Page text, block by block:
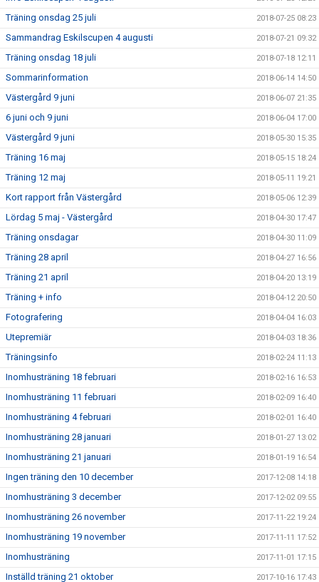
Träning onsdag 25 juli 2018-07-25 08:23
Sammandrag Eskilscupen 4 augusti 2018-07-21 09:32
Träning onsdag 18 juli 2018-07-18 12:11
Sommarinformation 2018-06-14 14:50
Västergård 9 juni 2018-06-07 21:35
6 juni och 9 juni 2018-06-04 17:00
Västergård 9 juni 2018-05-30 15:35
Träning 16 maj 2018-05-15 18:24
Träning 12 maj 2018-05-11 19:21
Kort rapport från Västergård 2018-05-06 12:39
Lördag 5 maj - Västergård 2018-04-30 17:47
Träning onsdagar 2018-04-30 11:09
Träning 28 april 2018-04-27 16:56
Träning 21 april 2018-04-20 13:19
Träning + info 2018-04-12 20:50
Fotografering 2018-04-04 16:03
Utepremiär 2018-04-03 18:36
Träningsinfo 2018-02-24 11:13
Inomhusträning 18 februari 2018-02-16 16:53
Inomhusträning 11 februari 2018-02-09 16:40
Inomhusträning 4 februari 2018-02-01 16:40
Inomhusträning 28 januari 2018-01-27 13:02
Inomhusträning 21 januari 2018-01-19 16:54
Ingen träning den 10 december 2017-12-08 14:18
Inomhusträning 3 december 2017-12-02 09:55
Inomhusträning 26 november 2017-11-22 19:24
Inomhusträning 19 november 2017-11-11 17:52
Inomhusträning 2017-11-01 17:15
Inställd träning 21 oktober 2017-10-16 17:43